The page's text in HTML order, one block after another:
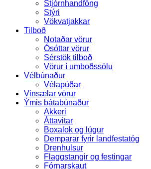
Stjórnhandföng
Stýri
Vökvatjakkar
Tilboð
Notaðar vörur
Ósóttar vörur
Sérstök tilboð
Vörur í umboðssölu
Vélbúnaður
Vélapúðar
Vinsælar vörur
Ýmis bátabúnaður
Akkeri
Áttavitar
Boxalok og lúgur
Demparar fyrir landfestatóg
Drenhulsur
Flaggstangir og festingar
Fórnarskaut